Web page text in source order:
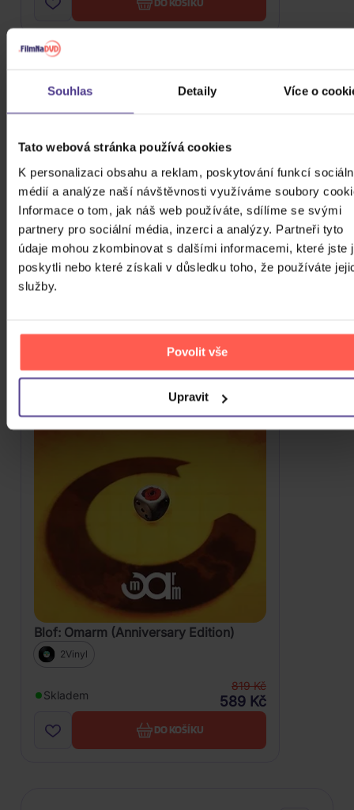
Souhlas Detaily Více o
Tato webová stránka používá cookies
K personalizaci obsahu a reklam, poskytování funkcí
médií a analýze naší návštěvnosti využíváme soubory
Informace o tom, jak náš web používáte, sdílíme se svými
partnery pro sociální média, inzerci a analýzy. Partneři tyto
údaje mohou zkombinovat s dalšími informacemi, které jste
poskytli nebo které získali v důsledku toho, že používáte
služby.
Povolit vše
Upravit
Blof: Umoja
2Vinyl
DO KOŠÍKU
-28%
Blof: Omarm (Anniversary Edition)
2Vinyl
Skladem
819 Kč
589 Kč
DO KOŠÍKU